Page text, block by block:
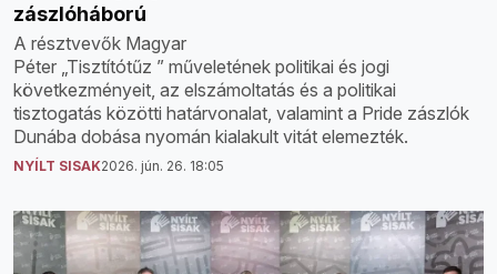
zászlóháború
A résztvevők Magyar
Péter „Tisztítótűz ” műveletének politikai és jogi
következményeit, az elszámoltatás és a politikai
tisztogatás közötti határvonalat, valamint a Pride zászlók
Dunába dobása nyomán kialakult vitát elemezték.
NYÍLT SISAK2026. jún. 26. 18:05